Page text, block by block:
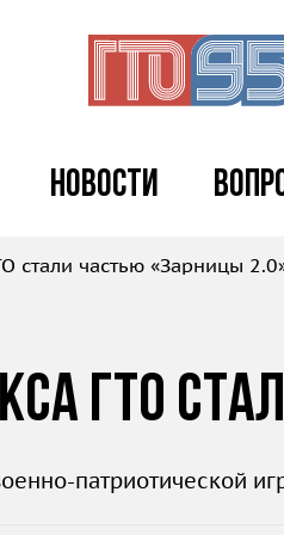
Новости
стали частью «Зарницы
ГТО
патриотической